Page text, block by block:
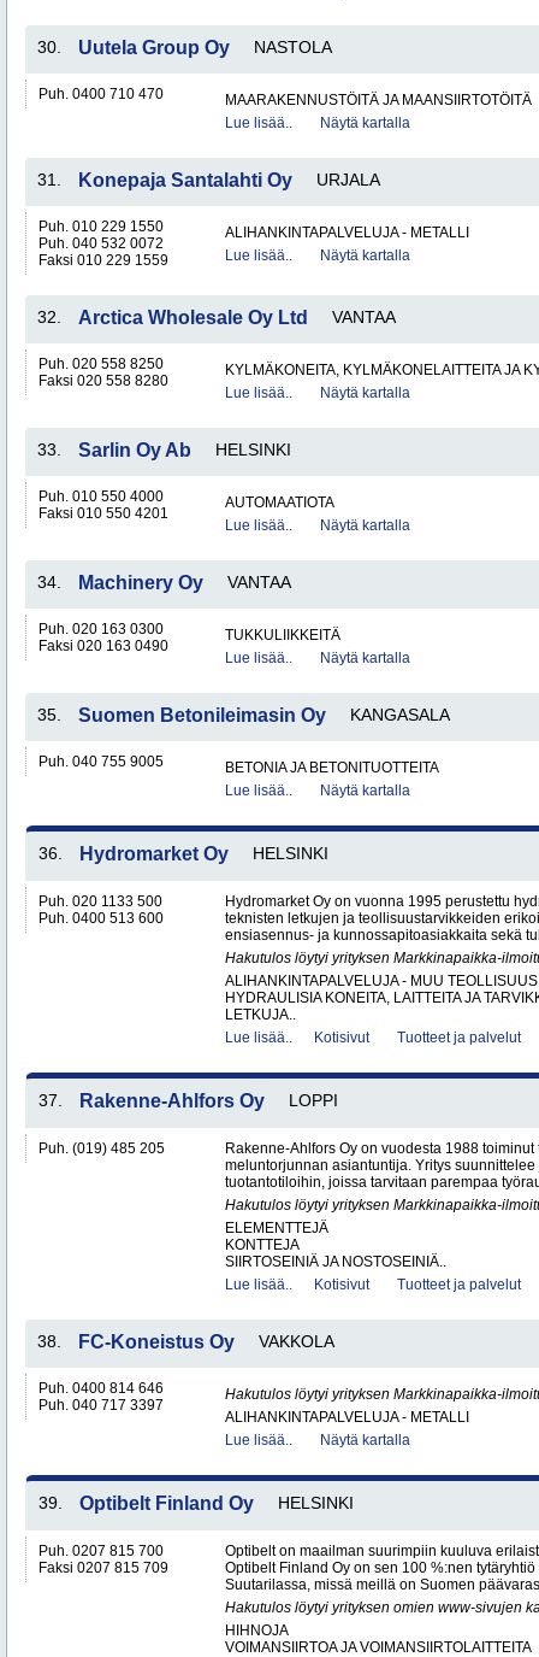
30. Uutela Group Oy NASTOLA
Puh. 0400 710 470
MAARAKENNUSTÖITÄ JA MAANSIIRTOTÖITÄ
Lue lisää..
Näytä kartalla
31. Konepaja Santalahti Oy URJALA
Puh. 010 229 1550
Puh. 040 532 0072
Faksi 010 229 1559
ALIHANKINTAPALVELUJA - METALLI
Lue lisää..
Näytä kartalla
32. Arctica Wholesale Oy Ltd VANTAA
Puh. 020 558 8250
Faksi 020 558 8280
KYLMÄKONEITA, KYLMÄKONELAITTEITA JA
Lue lisää..
Näytä kartalla
33. Sarlin Oy Ab HELSINKI
Puh. 010 550 4000
Faksi 010 550 4201
AUTOMAATIOTA
Lue lisää..
Näytä kartalla
34. Machinery Oy VANTAA
Puh. 020 163 0300
Faksi 020 163 0490
TUKKULIIKKEITÄ
Lue lisää..
Näytä kartalla
35. Suomen Betonileimasin Oy KANGASALA
Puh. 040 755 9005
BETONIA JA BETONITUOTTEITA
Lue lisää..
Näytä kartalla
36. Hydromarket Oy HELSINKI
Puh. 020 1133 500
Puh. 0400 513 600
Hydromarket Oy on vuonna 1995 perustettu
teknisten letkujen ja teollisuustarvikkeiden
ensiasennus- ja kunnossapitoasiakkaita sekä
Hakutulos löytyi yrityksen Markkinapaikka-
ALIHANKINTAPALVELUJA - MUU TEOLLISUUS
HYDRAULISIA KONEITA, LAITTEITA JA
LETKUJA..
Lue lisää..
Kotisivut Tuotteet ja palvelut
37. Rakenne-Ahlfors Oy LOPPI
Puh. (019) 485 205
Rakenne-Ahlfors Oy on vuodesta 1988
meluntorjunnan asiantuntija. Yritys
tuotantotiloihin, joissa tarvitaan parempaa
Hakutulos löytyi yrityksen Markkinapaikka-
ELEMENTTEJÄ
KONTTEJA
SIIRTOSEINIÄ JA NOSTOSEINIÄ..
Lue lisää..
Kotisivut Tuotteet ja palvelut
38. FC-Koneistus Oy VAKKOLA
Puh. 0400 814 646
Puh. 040 717 3397
Hakutulos löytyi yrityksen Markkinapaikka-
ALIHANKINTAPALVELUJA - METALLI
Lue lisää..
Näytä kartalla
39. Optibelt Finland Oy HELSINKI
Puh. 0207 815 700
Faksi 0207 815 709
Optibelt on maailman suurimpiin kuuluva
Optibelt Finland Oy on sen 100 %:nen
Suutarilassa, missä meillä on Suomen
Hakutulos löytyi yrityksen omien www-sivujen
HIHNOJA
VOIMANSIIRTOA JA VOIMANSIIRTOLAITTEITA